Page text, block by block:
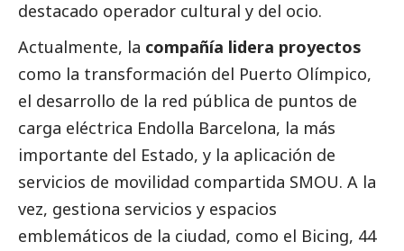
destacado operador cultural y del ocio.
Actualmente, la compañía lidera proyectos
como la transformación del Puerto Olímpico,
el desarrollo de la red pública de puntos de
carga eléctrica Endolla Barcelona, la más
importante del Estado, y la aplicación de
servicios de movilidad compartida SMOU. A la
vez, gestiona servicios y espacios
emblemáticos de la ciudad, como el Bicing, 44